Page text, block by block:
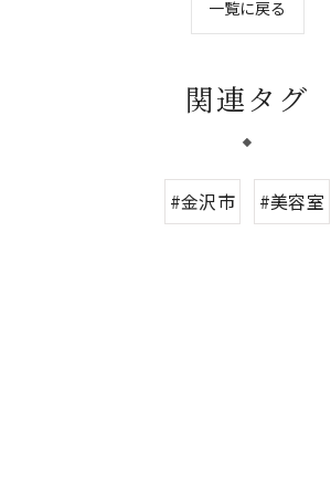
一覧に戻る
関連タグ
#金沢市 #美容室